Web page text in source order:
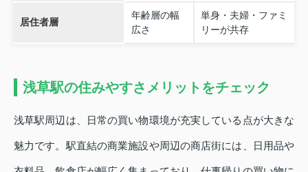
居住者層
年齢層の幅
広さ
単身・夫婦・ファミ
リーが共存
浅草駅の住みやすさメリットをチェック
浅草駅周辺は、日常の買い物環境が充実している点が大きな
魅力です。駅直結の商業施設や周辺の商店街には、日用品や